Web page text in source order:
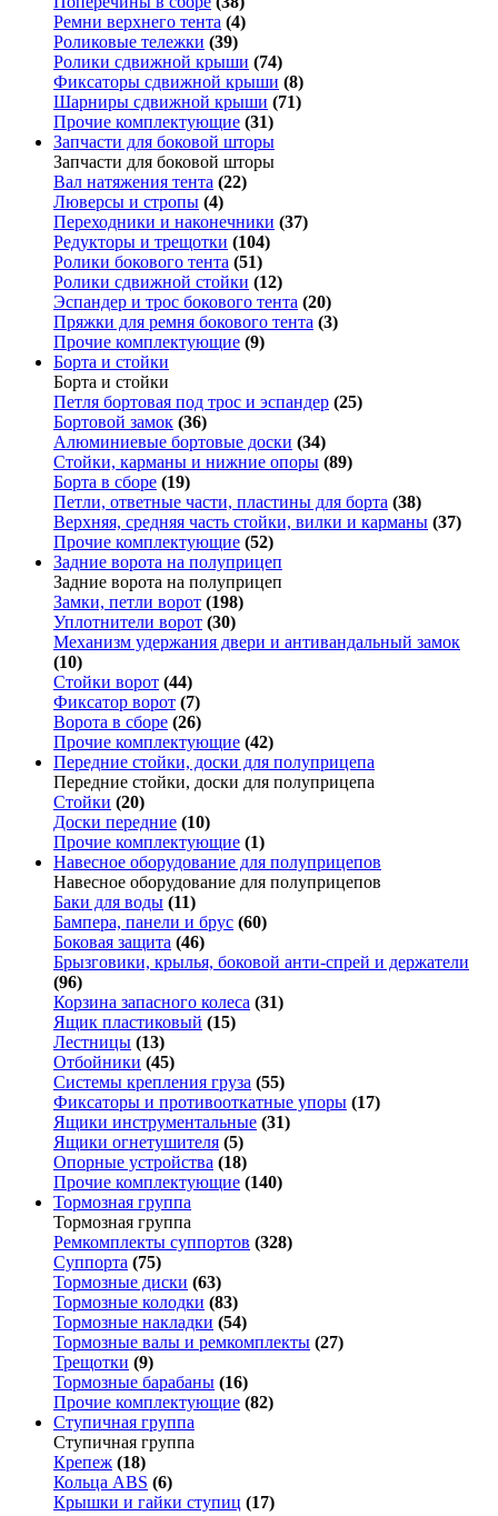
Ремни верхнего тента (4)
Роликовые тележки (39)
Ролики сдвижной крыши (74)
Фиксаторы сдвижной крыши (8)
Шарниры сдвижной крыши (71)
Прочие комплектующие (31)
Запчасти для боковой шторы
Запчасти для боковой шторы
Вал натяжения тента (22)
Люверсы и стропы (4)
Переходники и наконечники (37)
Редукторы и трещотки (104)
Ролики бокового тента (51)
Ролики сдвижной стойки (12)
Эспандер и трос бокового тента (20)
Пряжки для ремня бокового тента (3)
Прочие комплектующие (9)
Борта и стойки
Борта и стойки
Петля бортовая под трос и эспандер (25)
Бортовой замок (36)
Алюминиевые бортовые доски (34)
Стойки, карманы и нижние опоры (89)
Борта в сборе (19)
Петли, ответные части, пластины для борта (38)
Верхняя, средняя часть стойки, вилки и карманы (37)
Прочие комплектующие (52)
Задние ворота на полуприцеп
Задние ворота на полуприцеп
Замки, петли ворот (198)
Уплотнители ворот (30)
Механизм удержания двери и антивандальный замок
(10)
Стойки ворот (44)
Фиксатор ворот (7)
Ворота в сборе (26)
Прочие комплектующие (42)
Передние стойки, доски для полуприцепа
Передние стойки, доски для полуприцепа
Стойки (20)
Доски передние (10)
Прочие комплектующие (1)
Навесное оборудование для полуприцепов
Навесное оборудование для полуприцепов
Баки для воды (11)
Бампера, панели и брус (60)
Боковая защита (46)
Брызговики, крылья, боковой анти-спрей и держатели
(96)
Корзина запасного колеса (31)
Ящик пластиковый (15)
Лестницы (13)
Отбойники (45)
Системы крепления груза (55)
Фиксаторы и противооткатные упоры (17)
Ящики инструментальные (31)
Ящики огнетушителя (5)
Опорные устройства (18)
Прочие комплектующие (140)
Тормозная группа
Тормозная группа
Ремкомплекты суппортов (328)
Суппорта (75)
Тормозные диски (63)
Тормозные колодки (83)
Тормозные накладки (54)
Тормозные валы и ремкомплекты (27)
Трещотки (9)
Тормозные барабаны (16)
Прочие комплектующие (82)
Ступичная группа
Ступичная группа
Крепеж (18)
Кольца ABS (6)
Крышки и гайки ступиц (17)